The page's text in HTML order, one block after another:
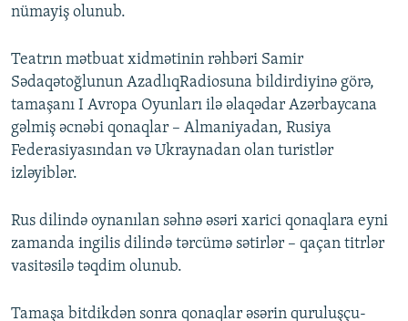
nümayiş olunub.
Teatrın mətbuat xidmətinin rəhbəri Samir
Sədaqətoğlunun AzadlıqRadiosuna bildirdiyinə görə,
tamaşanı I Avropa Oyunları ilə əlaqədar Azərbaycana
gəlmiş əcnəbi qonaqlar – Almaniyadan, Rusiya
Federasiyasından və Ukraynadan olan turistlər
izləyiblər.
Rus dilində oynanılan səhnə əsəri xarici qonaqlara eyni
zamanda ingilis dilində tərcümə sətirlər – qaçan titrlər
vasitəsilə təqdim olunub.
Tamaşa bitdikdən sonra qonaqlar əsərin quruluşçu-